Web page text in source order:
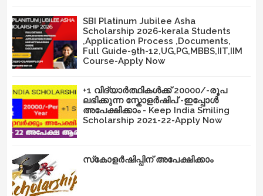
SBI Platinum Jubilee Asha
Scholarship 2026-kerala Students
,Application Process ,Documents,
Full Guide-9th-12,UG,PG,MBBS,IIT,IIM
Course-Apply Now
+1 വിദ്യാർത്ഥികൾക്ക് 20000/-രൂപ
ലഭിക്കുന്ന സ്കോളർഷിപ് -ഇപ്പോൾ
അപേക്ഷിക്കാം - Keep India Smiling
Scholarship 2021-22-Apply Now
സ്‌കോളർഷിപ്പിന് അപേക്ഷിക്കാം